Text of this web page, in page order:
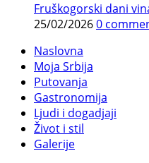
Fruškogorski dani
25/02/20260
Naslovna
Moja Srbija
Putovanja
Gastronomija
Ljudi i dogadjaji
Život i stil
Galerije